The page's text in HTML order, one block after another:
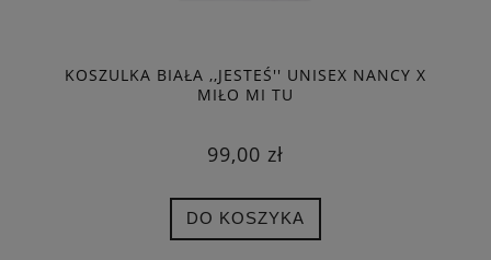
KOSZULKA BIAŁA ,,JESTEŚ'' UNISEX NANCY X
MIŁO MI TU
99,00 zł
DO KOSZYKA